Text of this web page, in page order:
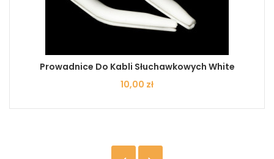
Prowadnice Do Kabli Słuchawkowych White
Cena
10,00 zł